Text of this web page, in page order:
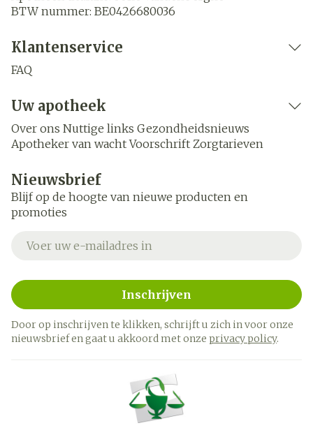
BTW nummer: BE0426680036
Klantenservice
FAQ
Uw apotheek
Over ons Nuttige links Gezondheidsnieuws
Apotheker van wacht Voorschrift Zorgtarieven
Nieuwsbrief
Blijf op de hoogte van nieuwe producten en
promoties
Inschrijven
Door op inschrijven te klikken, schrijft u zich in voor onze
nieuwsbrief en gaat u akkoord met onze privacy policy.